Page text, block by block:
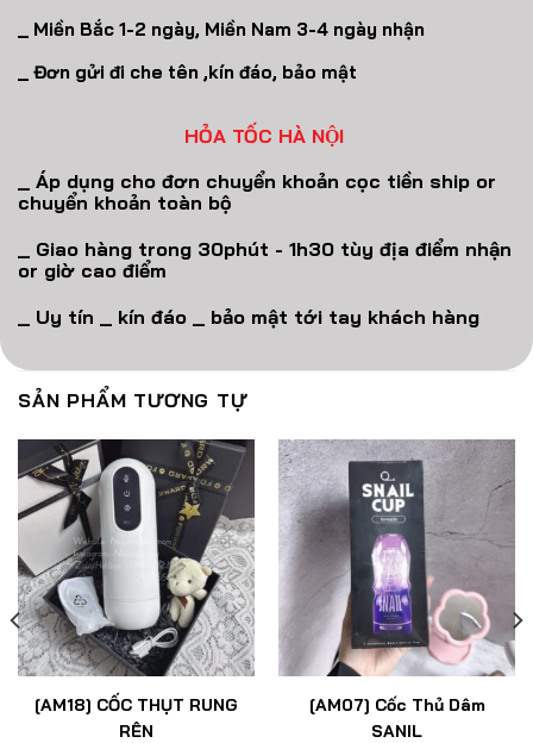
_ Miền Bắc 1-2 ngày, Miền Nam 3-4 ngày nhận
_ Đơn gửi đi che tên ,kín đáo, bảo mật
HỎA TỐC HÀ NỘI
_ Áp dụng cho đơn chuyển khoản cọc tiền ship or
chuyển khoản toàn bộ
_ Giao hàng trong 30phút - 1h30 tùy địa điểm nhận
or giờ cao điểm
_ Uy tín _ kín đáo _ bảo mật tới tay khách hàng
SẢN PHẨM TƯƠNG TỰ
[AM18] CỐC THỤT RUNG
RÊN
[AM07] Cốc Thủ Dâm
SANIL